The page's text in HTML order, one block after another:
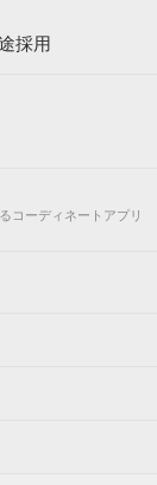
採用
コーディネートアプリ